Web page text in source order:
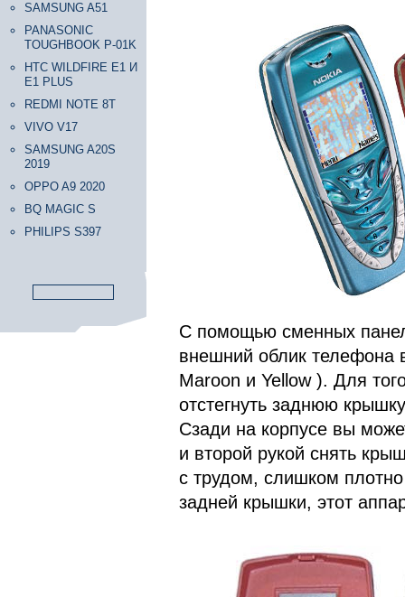
SAMSUNG A51
PANASONIC
TOUGHBOOK P-01K
HTC WILDFIRE E1 И
E1 PLUS
REDMI NOTE 8T
VIVO V17
SAMSUNG A20S
2019
OPPO A9 2020
BQ MAGIC S
PHILIPS S397
С помощью сменных
внешний облик телефона
Maroon и Yellow ). Для
отстегнуть заднюю
Сзади на корпусе вы
и второй рукой снять
с трудом, слишком плотно
задней крышки, этот